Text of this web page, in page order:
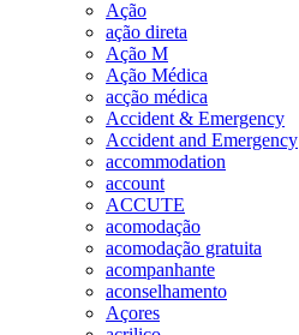
Ação
ação direta
Ação M
Ação Médica
acção médica
Accident & Emergency
Accident and Emergency
accommodation
account
ACCUTE
acomodação
acomodação gratuita
acompanhante
aconselhamento
Açores